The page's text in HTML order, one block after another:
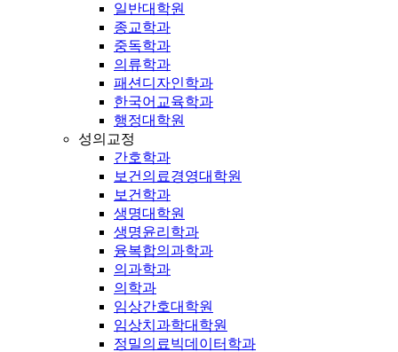
일반대학원
종교학과
중독학과
의류학과
패션디자인학과
한국어교육학과
행정대학원
성의교정
간호학과
보건의료경영대학원
보건학과
생명대학원
생명윤리학과
융복합의과학과
의과학과
의학과
임상간호대학원
임상치과학대학원
정밀의료빅데이터학과